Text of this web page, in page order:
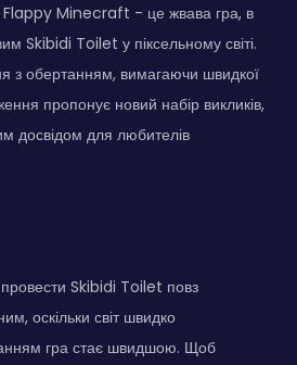
Minecraft - це жвава гра, в
Skibidi Toilet у піксельному світі.
з обертанням, вимагаючи швидкої
пропонує новий набір викликів,
досвідом для любителів
Skibidi Toilet повз
оскільки світ швидко
гра стає швидшою. Щоб